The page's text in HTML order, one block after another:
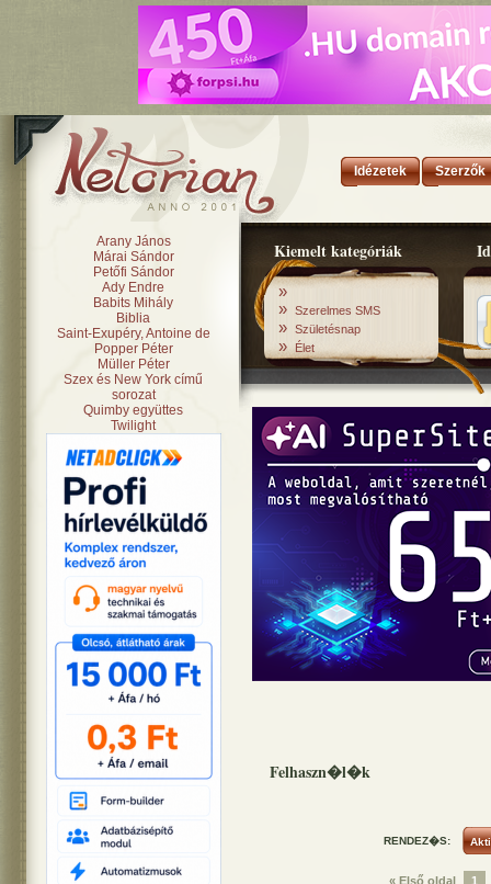
Idézetek Szerzők
Kiemelt kategóriák
»
» Szerelmes SMS
» Születésnap
» Élet
Arany János
Márai Sándor
Petőfi Sándor
Ady Endre
Babits Mihály
Biblia
Saint-Exupéry, Antoine de
Popper Péter
Müller Péter
Szex és New York című
sorozat
Quimby együttes
Twilight
Felhaszn�l�k
RENDEZ�S:
« Első oldal 1